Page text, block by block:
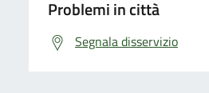
Problemi in città
Segnala disservizio